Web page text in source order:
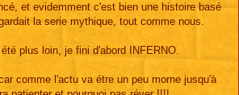
et evidemment c'est bien une histoire basé
la serie mythique, tout comme nous.
plus loin, je fini d'abord INFERNO.
comme l'actu va étre un peu morne jusqu'à